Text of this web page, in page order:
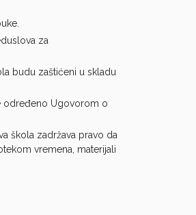
za
budu zaštićeni u skladu
određeno Ugovorom o
škola zadržava pravo da
vremena, materijali